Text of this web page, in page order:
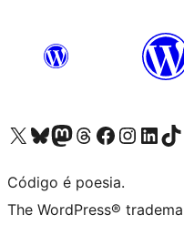
Visite a nossa conta X (antigo Twitter)
Visit our Bluesky account
Visit our Mastodon account
Visit our Threads account
Visite a nossa página do
Visite a nossa
Visite a nossa
Visit
Código é poesia.
The WordPress®